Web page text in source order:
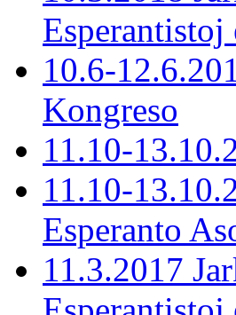
10.6-
Kongreso
11.10-
11.10-
Esperanto
11.3.2017